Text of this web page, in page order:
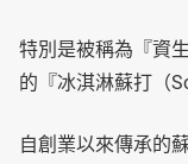
特別是被稱為『資
的『冰淇淋蘇打（
自創業以來傳承的